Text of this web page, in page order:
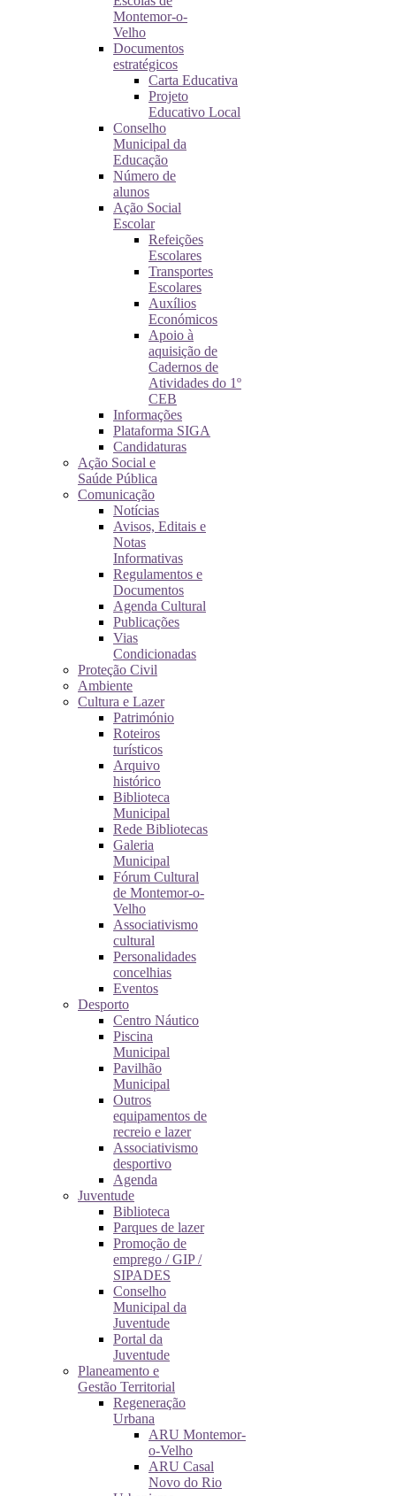
Montemor-o-
Velho
Documentos
estratégicos
Carta Educativa
Projeto
Educativo Local
Conselho
Municipal da
Educação
Número de
alunos
Ação Social
Escolar
Refeições
Escolares
Transportes
Escolares
Auxílios
Económicos
Apoio à
aquisição de
Cadernos de
Atividades do 1º
CEB
Informações
Plataforma SIGA
Candidaturas
Ação Social e
Saúde Pública
Comunicação
Notícias
Avisos, Editais e
Notas
Informativas
Regulamentos e
Documentos
Agenda Cultural
Publicações
Vias
Condicionadas
Proteção Civil
Ambiente
Cultura e Lazer
Património
Roteiros
turísticos
Arquivo
histórico
Biblioteca
Municipal
Rede Bibliotecas
Galeria
Municipal
Fórum Cultural
de Montemor-o-
Velho
Associativismo
cultural
Personalidades
concelhias
Eventos
Desporto
Centro Náutico
Piscina
Municipal
Pavilhão
Municipal
Outros
equipamentos de
recreio e lazer
Associativismo
desportivo
Agenda
Juventude
Biblioteca
Parques de lazer
Promoção de
emprego / GIP /
SIPADES
Conselho
Municipal da
Juventude
Portal da
Juventude
Planeamento e
Gestão Territorial
Regeneração
Urbana
ARU Montemor-
o-Velho
ARU Casal
Novo do Rio